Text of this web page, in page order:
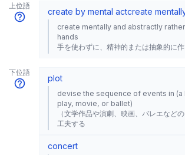
上位語
create by mental actcreate
create mentally and abstractly
hands
手を使わずに、精神的または抽象的に
下位語
plot
devise the sequence of events in
play, movie, or ballet)
（文学作品や演劇、映画、バレエなど
工夫する
concert